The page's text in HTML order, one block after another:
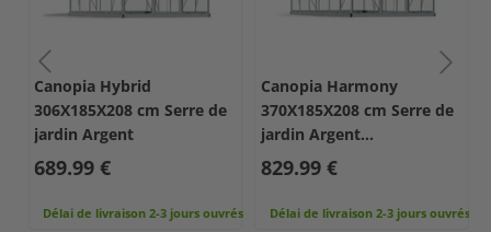
Canopia Hybrid
306X185X208 cm Serre de
jardin Argent
689.99 €
Délai de livraison 2-3 jours ouvrés
Canopia Harmony
370X185X208 cm Serre de
jardin Argent
transparente
829.99 €
Délai de livraison 2-3 jours ouvrés